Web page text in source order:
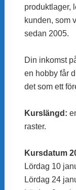
produktlager,
kunden, som
sedan 2005.
Din inkomst
en hobby får
det som ett
Kurslängd:
raster.
Kursdatum
Lördag 10
Lördag 24